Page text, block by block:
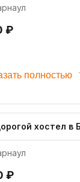
₽
полностью
хостел в
₽